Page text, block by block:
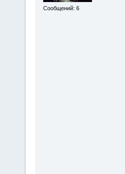
Сообщений: 6